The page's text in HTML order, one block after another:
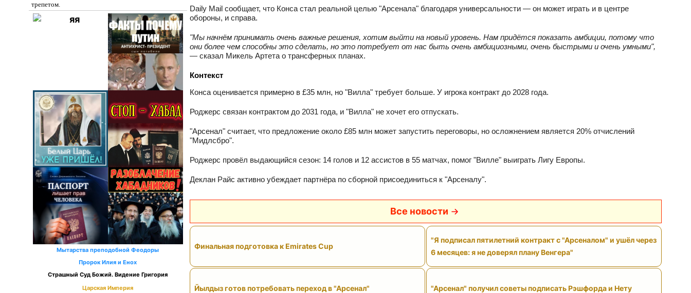
трепетом.
Мытарства преподобной Феодоры
Пророк Илия и Енох
Страшный Суд Божий. Видение Григория
Царская Империя
Daily Mail сообщает, что Конса стал реальной целью "Арсенала" благодаря универсальности — он может играть и в центре
обороны, и справа.
"Мы начнём принимать очень важные решения, хотим выйти на новый уровень. Нам придётся показать амбиции, потому что
они более чем способны это сделать, но это потребует от нас быть очень амбициозными, очень быстрыми и очень умными",
— сказал Микель Артета о трансферных планах.
Контекст
Конса оценивается примерно в £35 млн, но "Вилла" требует больше. У игрока контракт до 2028 года.
Роджерс связан контрактом до 2031 года, и "Вилла" не хочет его отпускать.
"Арсенал" считает, что предложение около £85 млн может запустить переговоры, но осложнением является 20% отчислений
"Мидлсбро".
Роджерс провёл выдающийся сезон: 14 голов и 12 ассистов в 55 матчах, помог "Вилле" выиграть Лигу Европы.
Деклан Райс активно убеждает партнёра по сборной присоединиться к "Арсеналу".
Все новости
Финальная подготовка к Emirates Cup
"Я подписал пятилетний контракт с "Арсеналом" и ушёл через
6 месяцев: я не доверял плану Венгера"
Йылдыз готов потребовать переход в "Арсенал" "Арсенал" получил советы подписать Рэшфорда и Нету